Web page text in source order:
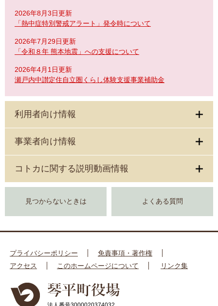
2026年8月3日更新
「熱中症特別警戒アラート」発令時について
2026年7月29日更新
「令和８年 熊本地震」への支援について
2026年4月1日更新
瀬戸内中讃定住自立圏くらし体験支援事業補助金
利用者向け情報
事業者向け情報
コトカに関する説明動画情報
見つからないときは よくある質問
プライバシーポリシー
免責事項・著作権
アクセス
このホームページについて リンク集